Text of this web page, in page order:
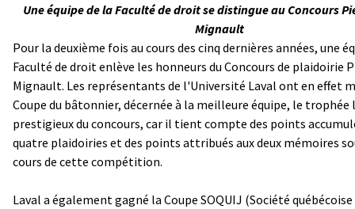
Une équipe de la Faculté de droit se distingue au Concours
Mignault
Pour la deuxième fois au cours des cinq dernières années, une
Faculté de droit enlève les honneurs du Concours de plaidoirie
Mignault. Les représentants de l'Université Laval ont en effet
Coupe du bâtonnier, décernée à la meilleure équipe, le trophée
prestigieux du concours, car il tient compte des points
quatre plaidoiries et des points attribués aux deux mémoires
cours de cette compétition.
Laval a également gagné la Coupe SOQUIJ (Société québécoise